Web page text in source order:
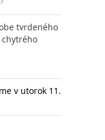
tvrdeného
v utorok 11.